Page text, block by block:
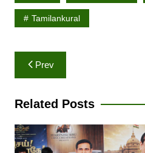
Tamilankural
Post
navigation
Prev
Related Posts